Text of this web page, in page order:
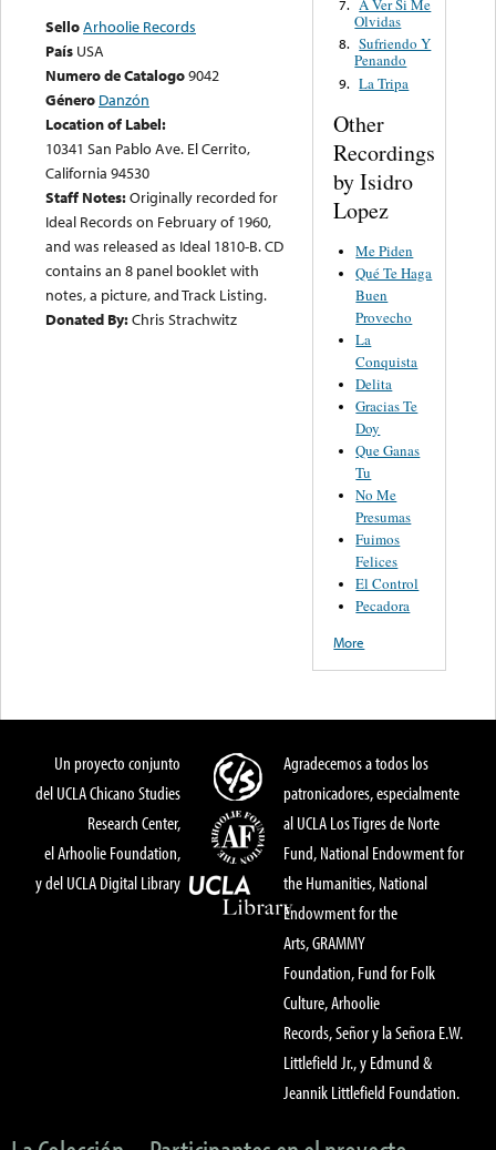
SelloArhoolie Records
País USA
Numero de Catalogo9042
Género Danzón
Location of Label:
10341 San Pablo Ave. El Cerrito,
California 94530
Staff Notes:Originally recorded for
Ideal Records on February of 1960,
and was released as Ideal 1810-B. CD
contains an 8 panel booklet with
notes, a picture, and Track Listing.
Donated By:Chris Strachwitz
7. A Ver Si Me
Olvidas
8. Sufriendo Y
Penando
9. La Tripa
Other
Recordings
by Isidro
Lopez
Me Piden
Qué Te Haga
Buen
Provecho
La
Conquista
Delita
Gracias Te
Doy
Que Ganas
Tu
No Me
Presumas
Fuimos
Felices
El Control
Pecadora
More
Un proyecto conjunto
del UCLA Chicano Studies
Research Center,
el Arhoolie Foundation,
y del UCLA Digital Library
Agradecemos a todos los
patronicadores, especialmente
al UCLA Los Tigres de Norte
Fund, National Endowment for
the Humanities, National
Endowment for the
Arts, GRAMMY
Foundation, Fund for Folk
Culture, Arhoolie
Records, Señor y la Señora E.W.
Littlefield Jr., y Edmund &
Jeannik Littlefield Foundation.